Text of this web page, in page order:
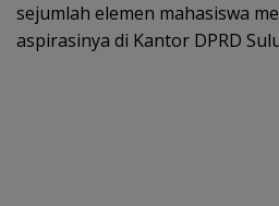
sejumlah elemen mahasiswa
aspirasinya di Kantor DPRD